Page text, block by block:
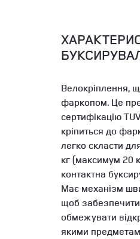
Велокріплення,
фаркопом. Це
сертифікацію
кріпиться до
легко скласти
кг (максимум 20
контактна
Має механізм
щоб
обмежувати
якими